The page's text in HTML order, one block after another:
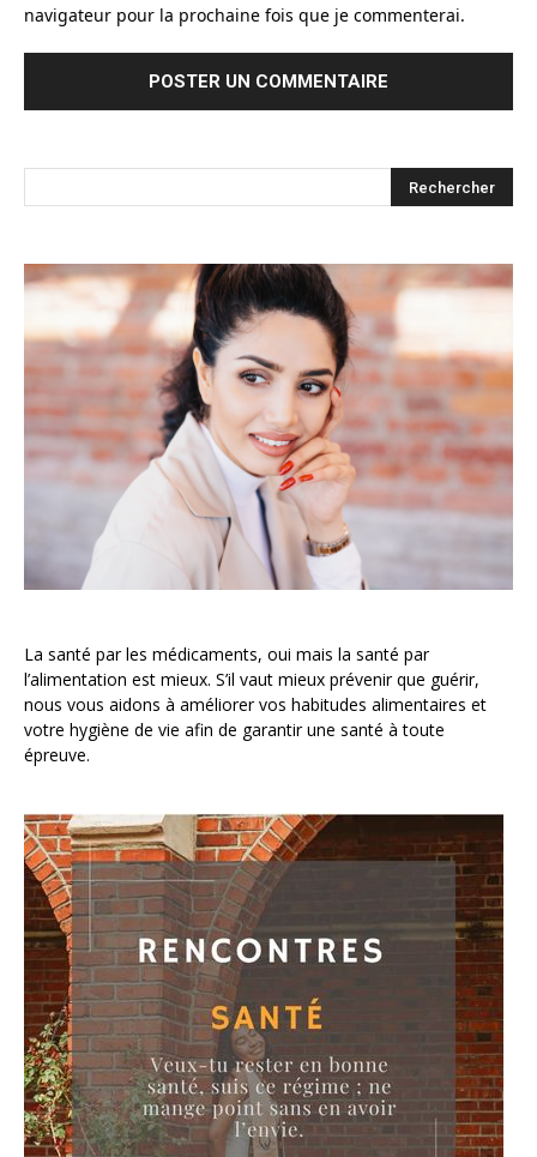
navigateur pour la prochaine fois que je commenterai.
La santé par les médicaments, oui mais la santé par
l’alimentation est mieux. S’il vaut mieux prévenir que guérir,
nous vous aidons à améliorer vos habitudes alimentaires et
votre hygiène de vie afin de garantir une santé à toute
épreuve.